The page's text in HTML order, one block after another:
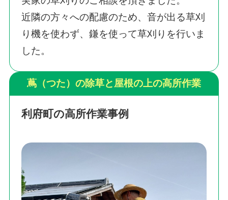
近隣の方々への配慮のため、音が出る草刈
り機を使わず、鎌を使って草刈りを行いま
した。
蔦（つた）の除草と屋根の上の高所作業
利府町の高所作業事例